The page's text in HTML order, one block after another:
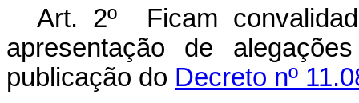
Art. 2º Ficam
apresentação de
publicação do Decreto nº